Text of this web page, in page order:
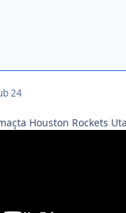
24
Houston Rockets